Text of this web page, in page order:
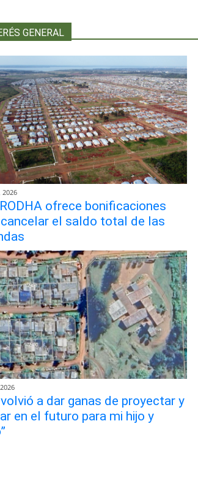
GENERAL
2026
ofrece bonificaciones
el saldo total de las
a dar ganas de proyectar y
en el futuro para mi hijo y